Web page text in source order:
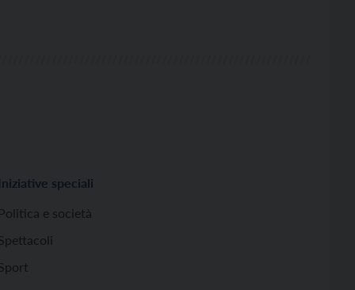
Iniziative speciali
Politica e società